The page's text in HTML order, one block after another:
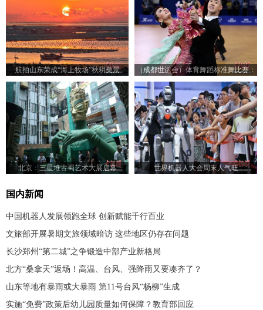
航拍山东荣成“海上牧场”秋耕美景
（成都世运会）体育舞蹈标准舞比赛：
23对选手赛场尽展舞姿
北京：三星堆古蜀艺术大展启幕 世界机器人大会周末人气旺
国内新闻
中国机器人发展领跑全球 创新赋能千行百业
文旅部开展暑期文旅领域暗访 这些地区仍存在问题
长沙郑州“第二城”之争锻造中部产业新格局
北方“桑拿天”返场！高温、台风、强降雨又要凑齐了？
山东等地有暴雨或大暴雨 第11号台风“杨柳”生成
实施“免费”政策后幼儿园质量如何保障？教育部回应